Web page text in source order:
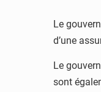
Le
d’une
Le
sont